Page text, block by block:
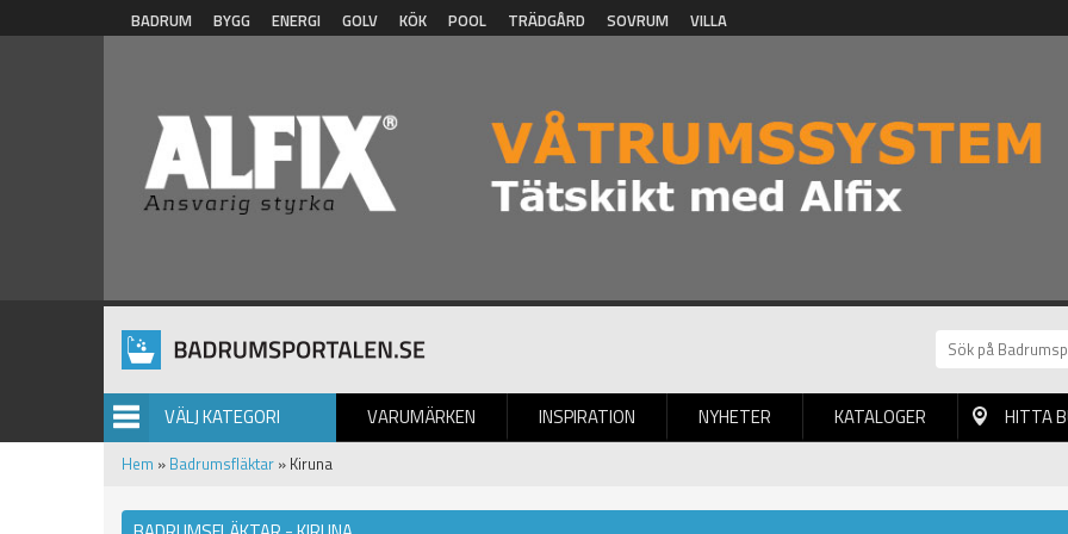
Hoppa till huvudinnehåll
BADRUM BYGG ENERGI GOLV KÖK POOL TRÄDGÅRD SOVRUM VILLA
VÄLJ KATEGORI VARUMÄRKEN INSPIRATION NYHETER
BILDGALLERI KATALOGER HITTA
Hem » Badrumsfläktar » Kiruna